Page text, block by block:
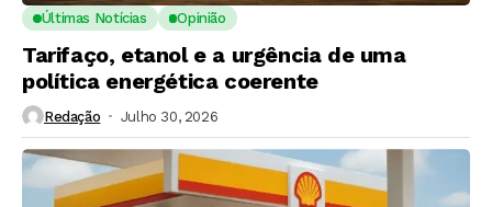
Últimas Notícias Opinião
Tarifaço, etanol e a urgência de uma
política energética coerente
Redação Julho 30, 2026